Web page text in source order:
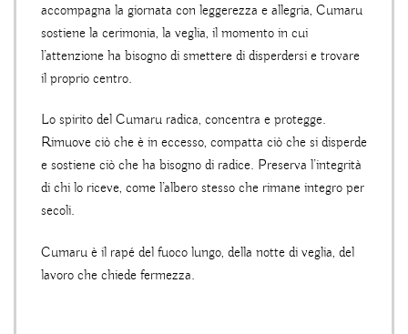
accompagna la giornata con leggerezza e allegria, Cumaru
sostiene la cerimonia, la veglia, il momento in cui
l’attenzione ha bisogno di smettere di disperdersi e trovare
il proprio centro.
Lo spirito del Cumaru radica, concentra e protegge.
Rimuove ciò che è in eccesso, compatta ciò che si disperde
e sostiene ciò che ha bisogno di radice. Preserva l’integrità
di chi lo riceve, come l’albero stesso che rimane integro per
secoli.
Cumaru è il rapé del fuoco lungo, della notte di veglia, del
lavoro che chiede fermezza.